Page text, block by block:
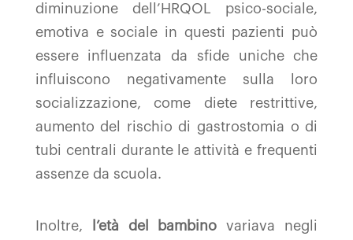
diminuzione dell’HRQOL psico-sociale,
emotiva e sociale in questi pazienti può
essere influenzata da sfide uniche che
influiscono negativamente sulla loro
socializzazione, come diete restrittive,
aumento del rischio di gastrostomia o di
tubi centrali durante le attività e frequenti
assenze da scuola.
Inoltre, l’età del bambino variava negli